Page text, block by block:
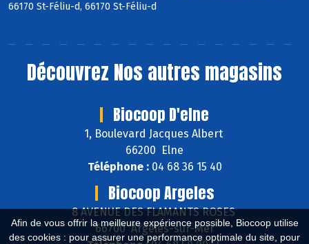
Afin de vous offrir la meilleure expérience possible, Biocoop utilise
des cookies : pour assurer une performance optimale du site, pour
66170 St-Féliu-d, 66170 St-Féliu-d
Découvrez Nos autres magasins
Biocoop D'elne
1, Boulevard Jacques Albert
66200 Elne
Téléphone :04 68 36 15 40
Biocoop Argeles
8 AVENUE DES FLAMANTS ROSES
66700 Argelès-sur-Mer